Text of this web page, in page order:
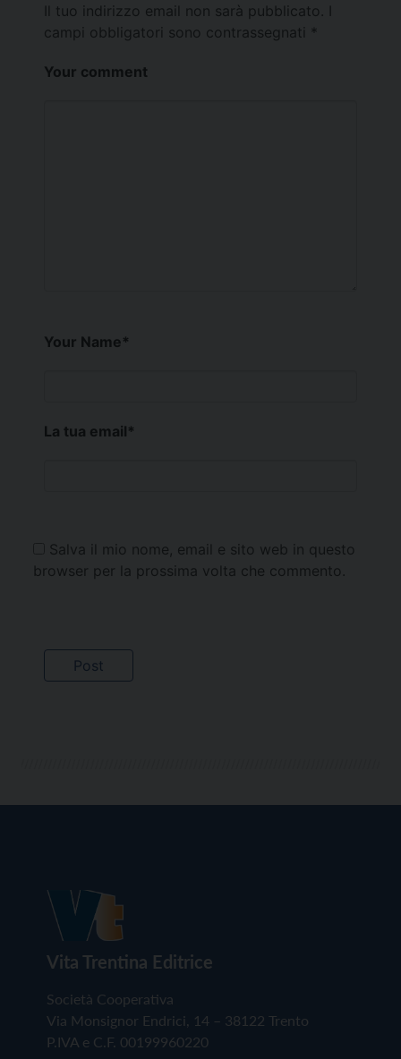
Il tuo indirizzo email non sarà pubblicato.
campi obbligatori sono contrassegnati *
Your comment
Your Name*
La tua email*
Salva il mio nome, email e sito web in questo
browser per la prossima volta che commento.
Vita Trentina Editrice
Società Cooperativa
Via Monsignor Endrici, 14 – 38122 Trento
P.IVA e C.F. 00199960220